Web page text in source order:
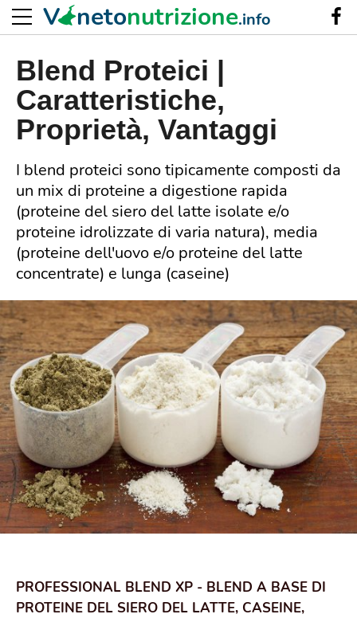
Blend Proteici |
Caratteristiche,
Proprietà, Vantaggi
I blend proteici sono tipicamente composti da
un mix di proteine a digestione rapida
(proteine del siero del latte isolate e/o
proteine idrolizzate di varia natura), media
(proteine dell'uovo e/o proteine del latte
concentrate) e lunga (caseine)
PROFESSIONAL BLEND XP - BLEND A BASE DI
PROTEINE DEL SIERO DEL LATTE, CASEINE,
V netonutrizione.info